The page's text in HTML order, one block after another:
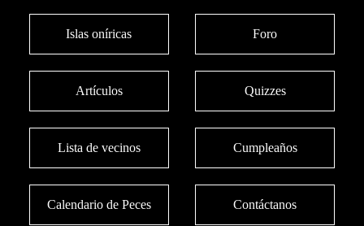
Islas oníricas Foro
Artículos Quizzes
Lista de vecinos Cumpleaños
Calendario de Peces Contáctanos